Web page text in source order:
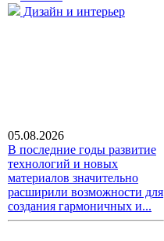
Дизайн и интерьер
05.08.2026
В последние годы развитие
технологий и новых
материалов значительно
расширили возможности для
создания гармоничных и...